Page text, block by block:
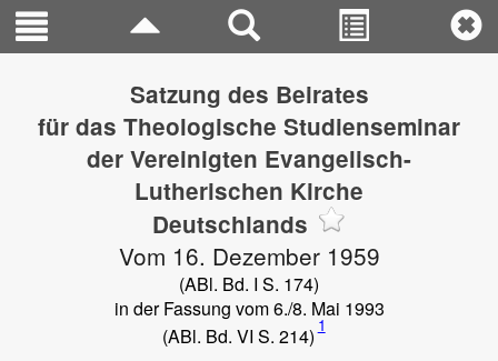
Satzung des Beirates
für das Theologische Studienseminar
der Vereinigten Evangelisch-
Lutherischen Kirche
Deutschlands
Vom 16. Dezember 1959
(ABl. Bd. I S. 174)
in der Fassung vom 6./8. Mai 1993
(ABl. Bd. VI S. 214) 1